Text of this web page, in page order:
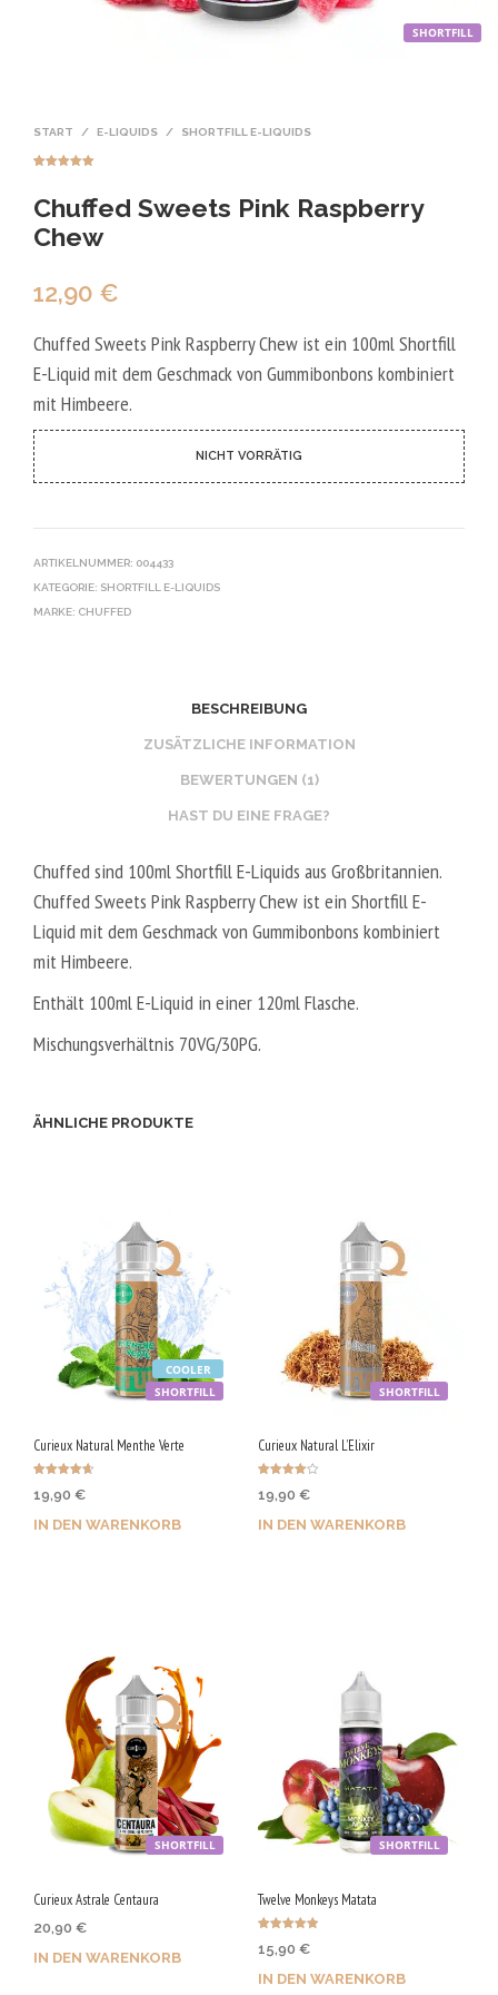
SHORTFILL
START / E-LIQUIDS / SHORTFILL E-LIQUIDS
basierend
auf
tung
Chuffed Sweets Pink Raspberry
Chew
12,90 €
Chuffed Sweets Pink Raspberry Chew ist ein 100ml Shortfill
E-Liquid mit dem Geschmack von Gummibonbons kombiniert
mit Himbeere.
NICHT VORRÄTIG
ARTIKELNUMMER: 004433
KATEGORIE: SHORTFILL E-LIQUIDS
MARKE: CHUFFED
BESCHREIBUNG
ZUSÄTZLICHE INFORMATION
BEWERTUNGEN (1)
HAST DU EINE FRAGE?
Chuffed sind 100ml Shortfill E-Liquids aus Großbritannien.
Chuffed Sweets Pink Raspberry Chew ist ein Shortfill E-
Liquid mit dem Geschmack von Gummibonbons kombiniert
mit Himbeere.
Enthält 100ml E-Liquid in einer 120ml Flasche.
Mischungsverhältnis 70VG/30PG.
ÄHNLICHE PRODUKTE
SHORTFILL
COOLER
Curieux Natural Menthe Verte
mit
von 5
19,90 €
IN DEN WARENKORB
SHORTFILL
Curieux Natural L’Elixir
mit
von 5
19,90 €
IN DEN WARENKORB
SHORTFILL
Curieux Astrale Centaura
20,90 €
IN DEN WARENKORB
SHORTFILL
Twelve Monkeys Matata
mit
von 5
15,90 €
IN DEN WARENKORB